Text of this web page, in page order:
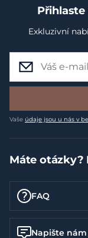
Exkluzivní
Vaše údaje jsou u nás v
Máte otázky?
FAQ
Napište nám